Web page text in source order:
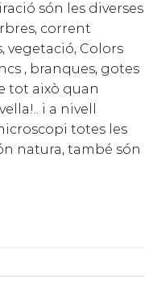
són les diverses
corrent
vegetació, Colors
, branques, gotes
tot això quan
i a nivell
totes les
natura, també són